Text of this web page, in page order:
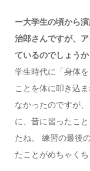
ー大学生の頃から
治郎さんですが、
ているのでしょうか
学生時代に「身体
ことを体に叩き込
なかったのですが
に、昔に習ったこ
たね。 練習の最後
たことがめちゃく